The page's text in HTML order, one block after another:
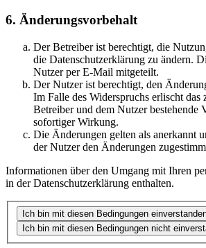
6. Änderungsvorbehalt
Der Betreiber ist berechtigt, die
die Datenschutzerklärung zu ändern.
Nutzer per E-Mail mitgeteilt.
Der Nutzer ist berechtigt, den
Im Falle des Widerspruchs erlischt das
Betreiber und dem Nutzer bestehende
sofortiger Wirkung.
Die Änderungen gelten als anerkannt
der Nutzer den Änderungen
Informationen über den Umgang mit Ihren
in der Datenschutzerklärung enthalten.